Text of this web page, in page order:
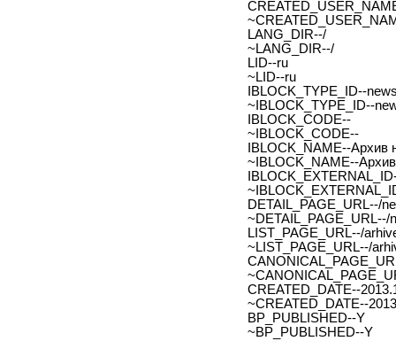
LANG_DIR--/
~LANG_DIR--/
LID--ru
~LID--ru
IBLOCK_TYPE_ID--
~IBLOCK_TYPE_ID--
IBLOCK_CODE--
~IBLOCK_CODE--
IBLOCK_NAME--Архив
~IBLOCK_NAME--
DETAIL_PAGE_URL--/
~DETAIL_PAGE_URL--/
LIST_PAGE_URL--/
~LIST_PAGE_URL--/
CREATED_DATE--
~CREATED_DATE--
BP_PUBLISHED--Y
~BP_PUBLISHED--Y